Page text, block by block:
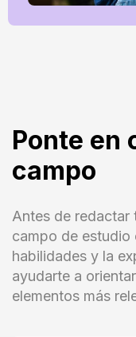
Ponte en
campo
Antes de redactar
campo de estudio
habilidades y la
ayudarte a
elementos más